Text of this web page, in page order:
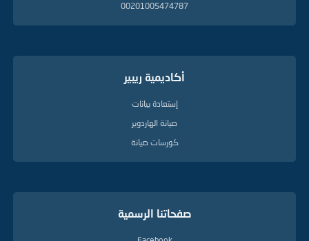
00201005474787
أكاديمية ريبير
إستعادة بيانات
صيانة الهاردوير
كورسات صيانة
صفحاتنا الرسمية